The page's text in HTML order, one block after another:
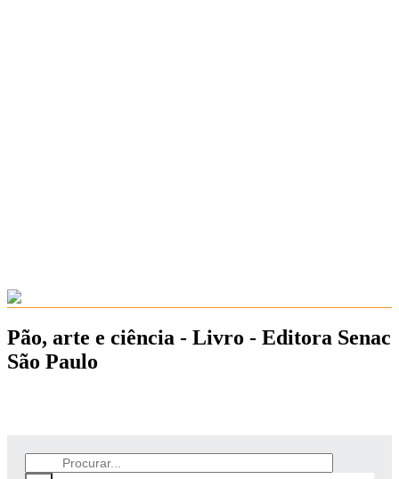
Pão, arte e ciência - Livro - Editora Senac
São Paulo